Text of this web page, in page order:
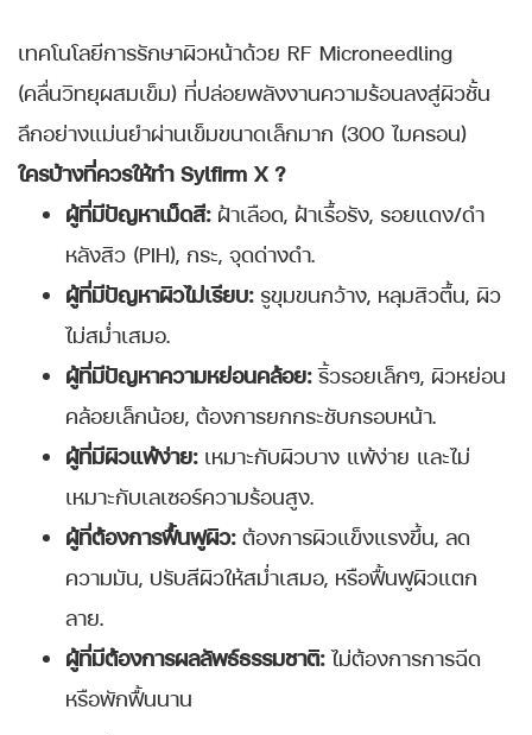
เทคโนโลยีการรักษาผิวหน้าด้วย RF Microneedling
(คลื่นวิทยุผสมเข็ม) ที่ปล่อยพลังงานความร้อนลงสู่ผิวชั้น
ลึกอย่างแม่นยำผ่านเข็มขนาดเล็กมาก (300 ไมครอน)
ใครบ้างที่ควรให้ทำ Sylfirm X ?
ผู้ที่มีปัญหาเม็ดสี:ฝ้าเลือด, ฝ้าเรื้อรัง, รอยแดง/ดำ
หลังสิว (PIH), กระ, จุดด่างดำ.
ผู้ที่มีปัญหาผิวไม่เรียบ:รูขุมขนกว้าง, หลุมสิวตื้น, ผิว
ไม่สม่ำเสมอ.
ผู้ที่มีปัญหาความหย่อนคล้อย:ริ้วรอยเล็กๆ, ผิวหย่อน
คล้อยเล็กน้อย, ต้องการยกกระชับกรอบหน้า.
ผู้ที่มีผิวแพ้ง่าย:เหมาะกับผิวบาง แพ้ง่าย และไม่
เหมาะกับเลเซอร์ความร้อนสูง.
ผู้ที่ต้องการฟื้นฟูผิว:ต้องการผิวแข็งแรงขึ้น, ลด
ความมัน, ปรับสีผิวให้สม่ำเสมอ, หรือฟื้นฟูผิวแตก
ลาย.
ผู้ที่มีต้องการผลลัพธ์ธรรมชาติ:ไม่ต้องการการฉีด
หรือพักฟื้นนาน